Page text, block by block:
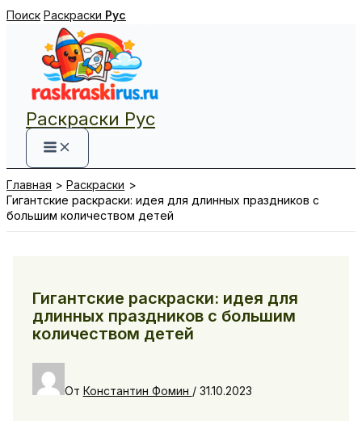
Перейти
содержимому
Поиск Раскраски Рус
Раскраски Рус
Главная
Раскраски
Гигантские раскраски: идея для длинных праздников с
большим количеством детей
Гигантские раскраски: идея для
длинных праздников с большим
количеством детей
От Константин Фомин / 31.10.2023